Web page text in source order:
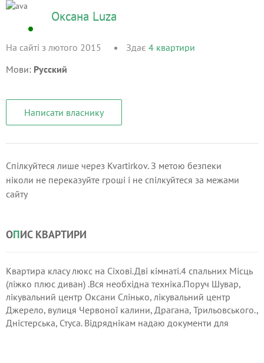
Оксана Luza
На сайті з лютого 2015 Здає 4 квартири
Мови: Русский
Написати власнику
Спілкуйтеся лише через Kvartirkov. З метою безпеки
ніколи не переказуйте гроші і не спілкуйтеся за межами
сайту
ОПИС КВАРТИРИ
Квартира класу люкс на Сіхові.Дві кімнаті.4 спальних Місць
(ліжко плюс диван) .Вся необхідна техніка.Поруч Шувар,
лікувальний центр Оксани Слінько, лікувальний центр
Джерело, вулиця Червоної калини, Драгана, Трильовського.,
Дністерська, Стуса. Відряднікам надаю документи для